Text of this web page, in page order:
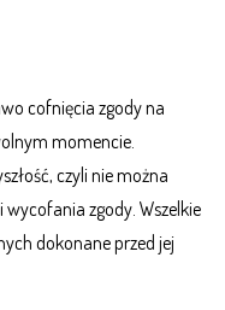
cofnięcia zgody na
momencie.
czyli nie można
zgody. Wszelkie
dokonane przed jej